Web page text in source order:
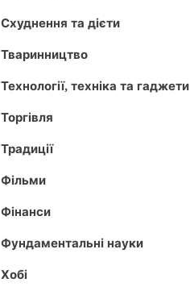
Схуднення та дієти
Тваринництво
Технології, техніка та гаджети
Торгівля
Традиції
Фільми
Фінанси
Фундаментальні науки
Хобі